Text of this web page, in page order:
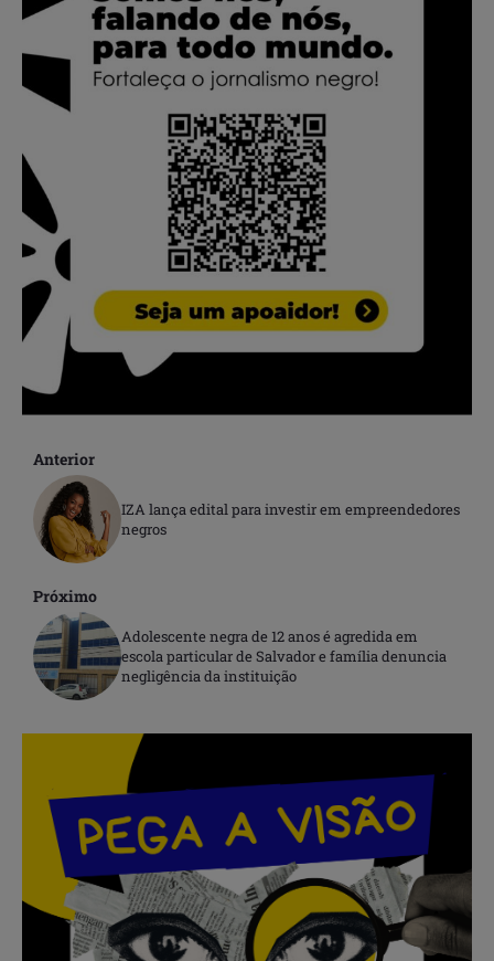
Anterior
IZA lança edital para investir em empreendedores
negros
Próximo
Adolescente negra de 12 anos é agredida em
escola particular de Salvador e família denuncia
negligência da instituição
.
.